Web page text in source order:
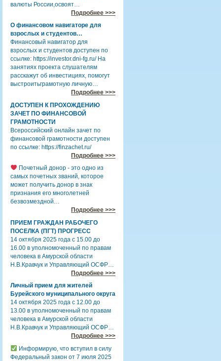
валюты России,освоят…
Подробнее >>>
О финансовом навигаторе для
взрослых и студентов…
Финансовый навигатор для
взрослых и студентов доступен по
ссылке: https://investor.dni-fg.ru/ На
занятиях проекта слушателям
расскажут об инвестициях, помогут
выстроитьграмотную личную…
Подробнее >>>
ДОСТУПЕН К ПРОХОЖДЕНИЮ
ЗАЧЕТ ПО ФИНАНСОВОЙ
ГРАМОТНОСТИ
Всероссийский онлайн зачет по
финансовой грамотности доступен
по ссылке: https://finzachet.ru/
Подробнее >>>
Почетный донор - это одно из
самых почетных званий, которое
может получить донор в знак
признания его многолетней
безвозмездной…
Подробнее >>>
ПРИЕМ ГРАЖДАН РАБОЧЕГО
ПОСЕЛКА (ПГТ) ПРОГРЕСС
14 октября 2025 года с 15.00 до
16.00 в уполномоченный по правам
человека в Амурской области
Н.В.Кравчук и Управляющий ОСФР…
Подробнее >>>
Личный прием для жителей
Бурейского муниципального округа
14 октября 2025 года с 12.00 до
13.00 в уполномоченный по правам
человека в Амурской области
Н.В.Кравчук и Управляющий ОСФР…
Подробнее >>>
Информирую, что вступил в силу
Федеральный закон от 7 июля 2025